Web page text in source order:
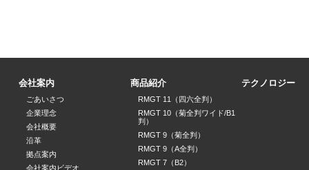
会社案内
ごあいさつ
企業理念
会社概要
沿革
拠点案内
会社案内ビデオ
商品紹介
RMGT 11（四六全判）
RMGT 10（菊全判ワイド/B1
判）
RMGT 9（菊全判）
RMGT 9（A全判）
RMGT 7（B2）
テクノロジー